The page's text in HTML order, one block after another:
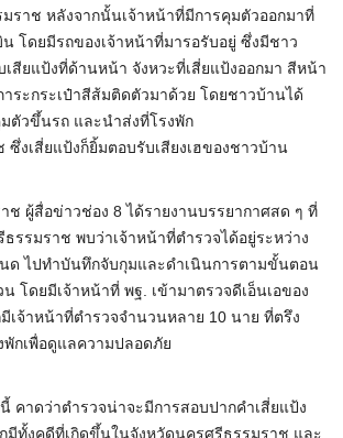
ราช หลังจากนั้นเจ้าหน้าที่มีการคุมตัวออกมาที่
โดยมีรถของเจ้าหน้าที่มารอรับอยู่ ซึ่งมีชาว
สียแป้งที่ด้านหน้า จังหวะที่เสี่ยแป้งออกมา สีหน้า
ระกระเป๋าสีส้มติดตัวมาด้วย โดยชาวบ้านได้
ตัวขึ้นรถ และนำส่งที่โรงพัก
งเสี่ยแป้งก็ยิ้มตอบรับเสียงเฮของชาวบ้าน
ผู้สื่อข่าวช่อง 8 ได้รายงานบรรยากาศสด ๆ ที่
รรมราช พบว่าเจ้าหน้าที่ตำรวจได้อยู่ระหว่าง
ด ไปทำบันทึกจับกุมและดำเนินการตามขั้นตอน
โดยมีเจ้าหน้าที่ พฐ. เข้ามาตรวจดีเอ็นเอของ
มีเจ้าหน้าที่ตำรวจจำนวนหลาย 10 นาย ที่ตรึง
กเพื่อดูแลความปลอดภัย
คาดว่าตำรวจน่าจะมีการสอบปากคำเสี่ยแป้ง
มีทั้งคดีที่เกิดขึ้นในจังหวัดนครศรีธรรมราช และ